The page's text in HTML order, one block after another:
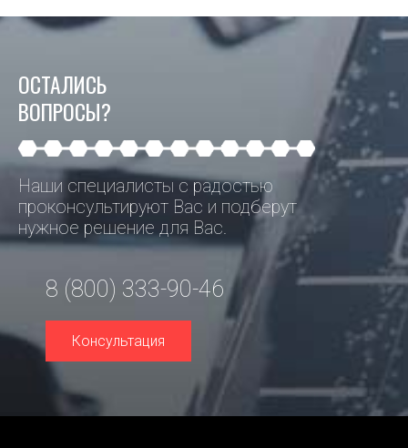
ОСТАЛИСЬ
ВОПРОСЫ?
Наши специалисты с радостью
проконсультируют Вас и подберут
нужное решение для Вас.
8 (800) 333-90-46
Консультация